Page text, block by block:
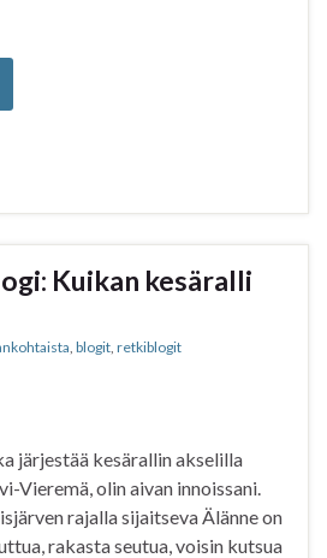
Kuikan kesäralli
blogit retkiblogit
järjestää kesärallin akselilla
Vieremä, olin aivan innoissani.
rajalla sijaitseva Älänne on
rakasta seutua, voisin kutsua